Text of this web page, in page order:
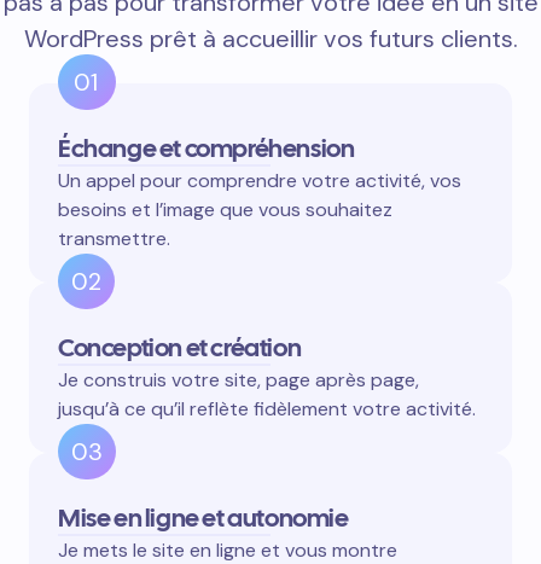
WordPress prêt à accueillir vos futurs clients.
01
Échange et compréhension
Un appel pour comprendre votre activité, vos
besoins et l’image que vous souhaitez
transmettre.
02
Conception et création
Je construis votre site, page après page,
jusqu’à ce qu’il reflète fidèlement votre activité.
03
Mise en ligne et autonomie
Je mets le site en ligne et vous montre